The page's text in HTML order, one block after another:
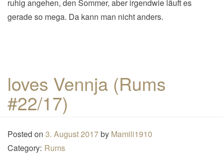
ruhig angehen, den Sommer, aber irgendwie läuft es
gerade so mega. Da kann man nicht anders.
loves Vennja (Rums
#22/17)
Posted on 3. August 2017by Mamili1910
Category: Rums